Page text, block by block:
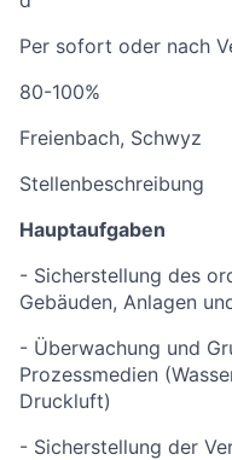
Per sofort oder nach
80-100%
Freienbach, Schwyz
Stellenbeschreibung
Hauptaufgaben
- Sicherstellung des
Gebäuden, Anlagen
- Überwachung und
Prozessmedien
Druckluft)
- Sicherstellung der